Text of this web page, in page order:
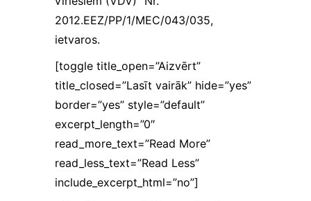
2012.EEZ/PP/1/MEC/043/035,
ietvaros.
[toggle title_open=”Aizvērt”
title_closed=”Lasīt vairāk” hide=”yes”
border=”yes” style=”default”
excerpt_length=”0″
read_more_text=”Read More”
read_less_text=”Read Less”
include_excerpt_html=”no”]
Šī informācija
glabāta
Lietotāja
sīkfaili
Palīdz mums
novērtēt
apmeklējuma